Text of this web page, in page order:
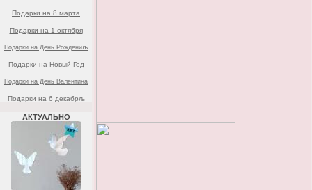
Подарки на 8 марта
Подарки на 1 октября
Подарки на День Рождениљ
Подарки на Новый Год
Подарки на День Валентина
Подарки на 6 декабрљ
АКТУАЛЬНО